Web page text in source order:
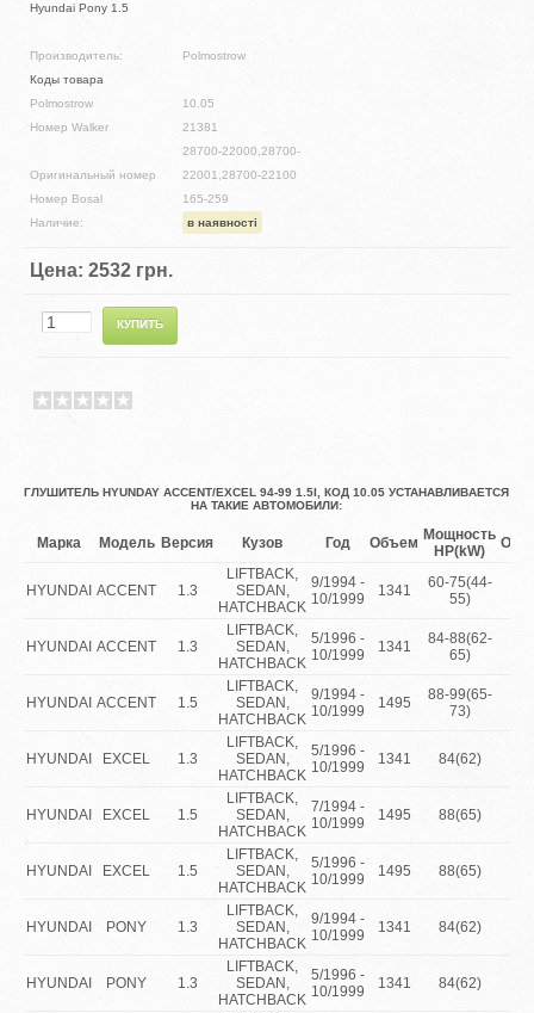
Hyundai Pony 1.5
Производитель:
Polmostrow
Коды товара
Polmostrow
10.05
Номер Walker
21381
Оригинальный номер
28700-22000,28700-
22001,28700-22100
Номер Bosal
165-259
Наличие:
в наявності
Цена:2532 грн.
ГЛУШИТЕЛЬ HYUNDAY ACCENT/EXCEL 94-99 1.5I, КОД 10.05 УСТАНАВЛИВАЕТСЯ
НА ТАКИЕ АВТОМОБИЛИ:
Марка Модель Версия Кузов Год Объем Мощность
HP(kW)
HYUNDAI ACCENT 1.3
LIFTBACK,
SEDAN,
HATCHBACK
9/1994 -
10/1999
1341
60-75(44-
55)
HYUNDAI ACCENT 1.3
LIFTBACK,
SEDAN,
HATCHBACK
5/1996 -
10/1999
1341
84-88(62-
65)
HYUNDAI ACCENT 1.5
LIFTBACK,
SEDAN,
HATCHBACK
9/1994 -
10/1999
1495
88-99(65-
73)
HYUNDAI EXCEL 1.3
LIFTBACK,
SEDAN,
HATCHBACK
5/1996 -
10/1999
1341 84(62)
HYUNDAI EXCEL 1.5
LIFTBACK,
SEDAN,
HATCHBACK
7/1994 -
10/1999
1495 88(65)
HYUNDAI EXCEL 1.5
LIFTBACK,
SEDAN,
HATCHBACK
5/1996 -
10/1999
1495 88(65)
HYUNDAI PONY 1.3
LIFTBACK,
SEDAN,
HATCHBACK
9/1994 -
10/1999
1341 84(62)
HYUNDAI PONY 1.3
LIFTBACK,
SEDAN,
HATCHBACK
5/1996 -
10/1999
1341 84(62)